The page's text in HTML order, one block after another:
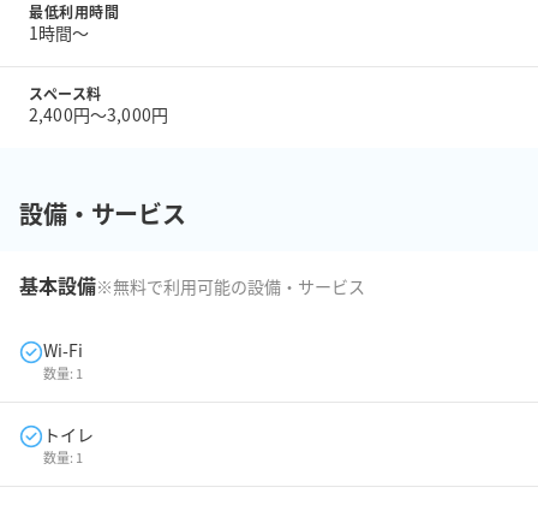
最低利用時間
1時間〜
スペース料
2,400円〜3,000円
設備・サービス
基本設備※無料で利用可能の設備・サービス
Wi-Fi
数量: 1
トイレ
数量: 1